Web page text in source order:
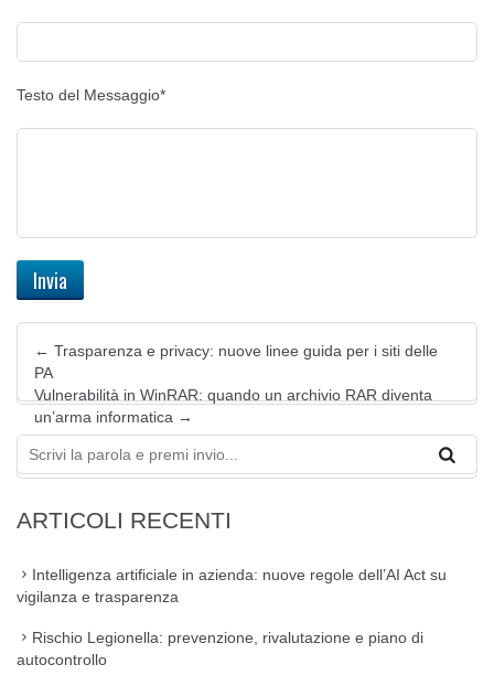
Testo del Messaggio*
← Trasparenza e privacy: nuove linee guida per i siti delle
PA
Vulnerabilità in WinRAR: quando un archivio RAR diventa
un’arma informatica →
ARTICOLI RECENTI
Intelligenza artificiale in azienda: nuove regole dell’AI Act su
vigilanza e trasparenza
Rischio Legionella: prevenzione, rivalutazione e piano di
autocontrollo